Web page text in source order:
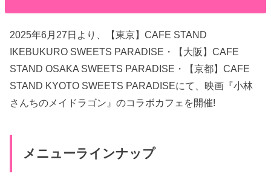
2025年6月27日より、【東京】CAFE STAND
IKEBUKURO SWEETS PARADISE・【大阪】CAFE
STAND OSAKA SWEETS PARADISE・【京都】CAFE
STAND KYOTO SWEETS PARADISEにて、映画『小林
さんちのメイドラゴン』のコラボカフェを開催!
メニューラインナップ